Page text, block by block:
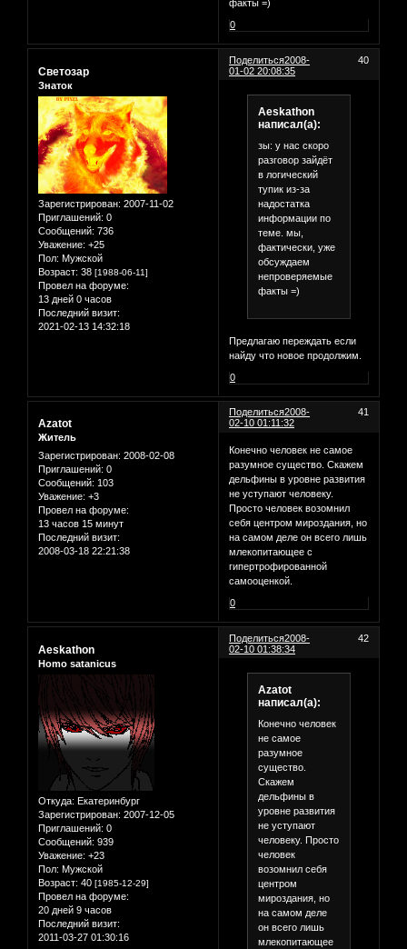
факты =)
0
Поделиться 40
2008-
01-02 20:08:35
Светозар
Знаток
Зарегистрирован: 2007-11-02
Приглашений: 0
Сообщений: 736
Уважение: +25
Пол: Мужской
Возраст: 38 [1988-06-11]
Провел на форуме:
13 дней 0 часов
Последний визит:
2021-02-13 14:32:18
Aeskathon
написал(а):
зы: у нас скоро
разговор зайдёт
в логический
тупик из-за
надостатка
информации по
теме. мы,
фактически, уже
обсуждаем
непроверяемые
факты =)
Предлагаю переждать если
найду что новое продолжим.
0
Поделиться 41
2008-
02-10 01:11:32
Azatot
Житель
Зарегистрирован: 2008-02-08
Приглашений: 0
Сообщений: 103
Уважение: +3
Провел на форуме:
13 часов 15 минут
Последний визит:
2008-03-18 22:21:38
Конечно человек не самое
разумное существо. Скажем
дельфины в уровне развития
не уступают человеку.
Просто человек возомнил
себя центром мироздания, но
на самом деле он всего лишь
млекопитающее с
гипертрофированной
самооценкой.
0
Поделиться 42
2008-
02-10 01:38:34
Aeskathon
Homo satanicus
Откуда: Екатеринбург
Зарегистрирован: 2007-12-05
Приглашений: 0
Сообщений: 939
Уважение: +23
Пол: Мужской
Возраст: 40 [1985-12-29]
Провел на форуме:
20 дней 9 часов
Последний визит:
2011-03-27 01:30:16
Azatot
написал(а):
Конечно человек
не самое
разумное
существо.
Скажем
дельфины в
уровне развития
не уступают
человеку. Просто
человек
возомнил себя
центром
мироздания, но
на самом деле
он всего лишь
млекопитающее